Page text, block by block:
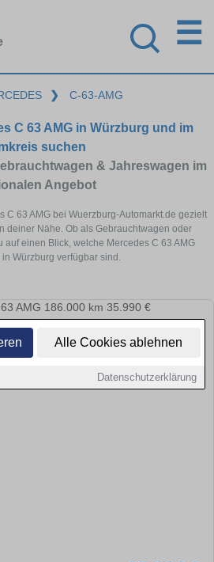
Alle Cookies ablehnen
Datenschutzerklärung
☰
❯ C-63-AMG
C 63 AMG in Würzburg und im
suchen
& Jahreswagen im
Angebot
C 63 AMG bei Wuerzburg-Automarkt.de gezielt
deiner Nähe. Ob als Gebrauchtwagen oder
auf einen Blick, welche Mercedes C 63 AMG
Würzburg verfügbar sind.